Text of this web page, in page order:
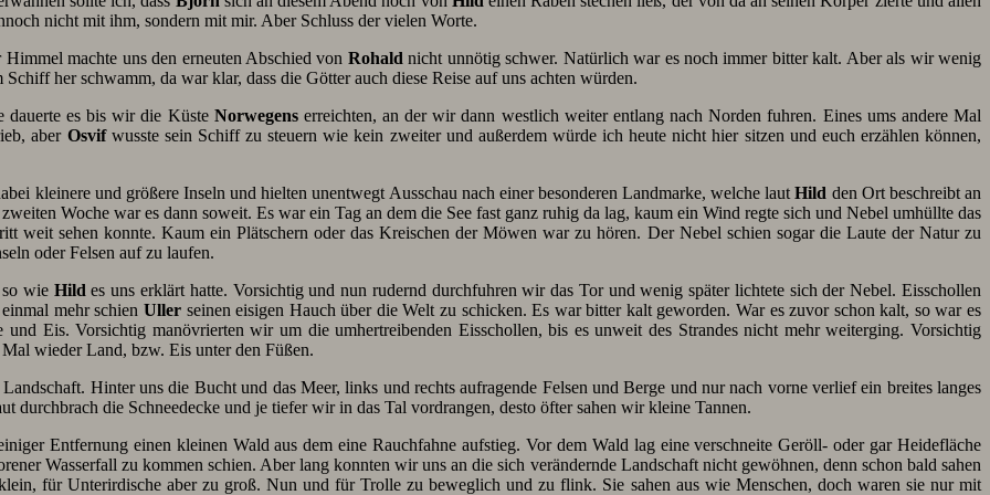
nicht mit ihm, sondern mit mir. Aber Schluss der vielen Worte.
machte uns den erneuten Abschied von Rohald nicht unnötig schwer. Natürlich war es noch immer bitter kalt. Aber als wir wenig
her schwamm, da war klar, dass die Götter auch diese Reise auf uns achten würden.
dauerte es bis wir die Küste Norwegenserreichten, an der wir dann westlich weiter entlang nach Norden fuhren. Eines ums andere Mal
aber Osvifwusste sein Schiff zu steuern wie kein zweiter und außerdem würde ich heute nicht hier sitzen und euch erzählen können,
kleinere und größere Inseln und hielten unentwegt Ausschau nach einer besonderen Landmarke, welche lautHild den Ort beschreibt an
Woche war es dann soweit. Es war ein Tag an dem die See fast ganz ruhig da lag, kaum ein Wind regte sich und Nebel umhüllte das
weit sehen konnte. Kaum ein Plätschern oder das Kreischen der Möwen war zu hören. Der Nebel schien sogar die Laute der Natur zu
oder Felsen auf zu laufen.
wie Hild es uns erklärt hatte. Vorsichtig und nun rudernd durchfuhren wir das Tor und wenig später lichtete sich der Nebel. Eisschollen
mehr schien Uller seinen eisigen Hauch über die Welt zu schicken. Es war bitter kalt geworden. War es zuvor schon kalt, so war es
Eis. Vorsichtig manövrierten wir um die umhertreibenden Eisschollen, bis es unweit des Strandes nicht mehr weiterging. Vorsichtig
wieder Land, bzw. Eis unter den Füßen.
Hinter uns die Bucht und das Meer, links und rechts aufragende Felsen und Berge und nur nach vorne verlief ein breites langes
die Schneedecke und je tiefer wir in das Tal vordrangen, desto öfter sahen wir kleine Tannen.
Entfernung einen kleinen Wald aus dem eine Rauchfahne aufstieg. Vor dem Wald lag eine verschneite Geröll- oder gar Heidefläche
Wasserfall zu kommen schien. Aber lang konnten wir uns an die sich verändernde Landschaft nicht gewöhnen, denn schon bald sahen
für Unterirdische aber zu groß. Nun und für Trolle zu beweglich und zu flink. Sie sahen aus wie Menschen, doch waren sie nur mit